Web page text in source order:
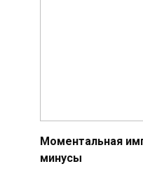
Моментальная
минусы